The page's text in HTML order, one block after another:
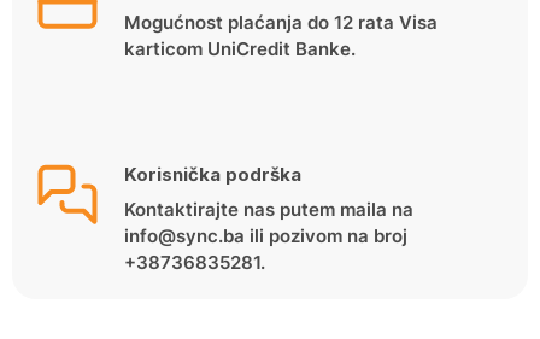
Mogućnost plaćanja do 12 rata Visa
karticom UniCredit Banke.
Korisnička podrška
Kontaktirajte nas putem maila na
info@sync.ba ili pozivom na broj
+38736835281.